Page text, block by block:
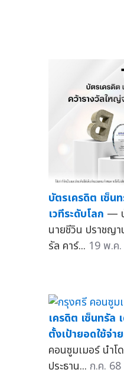
บัตรเครดิต เซ็น
เวทีระดับโลก —
นายชีวิน ปราชญ
รัล คาร์... 19 พ.ค.
เครดิต เซ็นทรัล
ตั้งเป้ายอดใช้จ่า
คอนซูมเมอร์ นำ
ประธาน... ก.ค. 68